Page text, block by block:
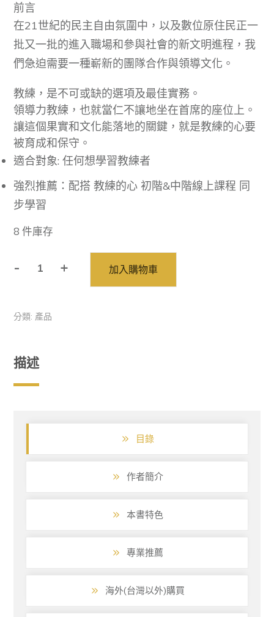
價
格：
NT$680。
價
格：
NT$612。
前言
在21世紀的民主自由氛圍中，以及數位原住民正一
批又一批的進入職場和參與社會的新文明進程，我
們急迫需要一種嶄新的團隊合作與領導文化。
教練，是不可或缺的選項及最佳實務。
領導力教練，也就當仁不讓地坐在首席的座位上。
讓這個果實和文化能落地的關鍵，就是教練的心要
被育成和保守。
適合對象: 任何想學習教練者
強烈推薦：配搭 教練的心 初階&中階線上課程 同
步學習
8 件庫存
-
心-
(實
書)
+ 加入購物車
分類: 產品
描述
目錄
作者簡介
本書特色
專業推薦
海外(台灣以外)購買